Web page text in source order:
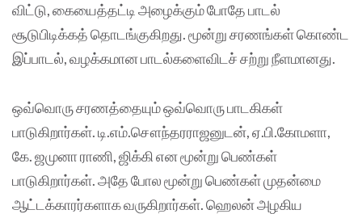
விட்டு, கையைத்தட்டி அழைக்கும் போதே பாடல்
சூடுபிடிக்கத் தொடங்குகிறது. மூன்று சரணங்கள் கொண்ட
இப்பாடல், வழக்கமான பாடல்களைவிடச் சற்று நீளமானது.
ஒவ்வொரு சரணத்தையும் ஒவ்வொரு பாடகிகள்
பாடுகிறார்கள். டி.எம்.சௌந்தரராஜனுடன், ஏ.பி.கோமளா,
கே. ஜமுனா ராணி, ஜிக்கி என மூன்று பெண்கள்
பாடுகிறார்கள். அதே போல மூன்று பெண்கள் முதன்மை
ஆட்டக்காரர்களாக வருகிறார்கள். ஹெலன் அழகிய